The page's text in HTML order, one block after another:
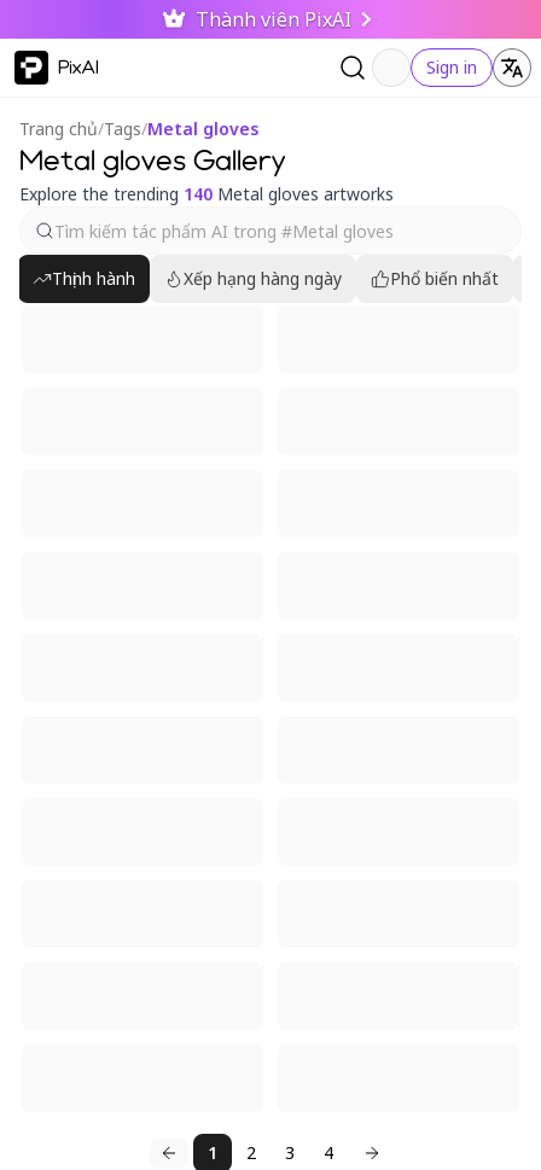
Thành viên PixAI
PixAI Sign in
Trang chủ/Tags/Metal gloves
Metal gloves Gallery
Explore the trending 140 Metal gloves artworks
Thịnh hành Xếp hạng hàng ngày Phổ biến nhất
1 2 3 4